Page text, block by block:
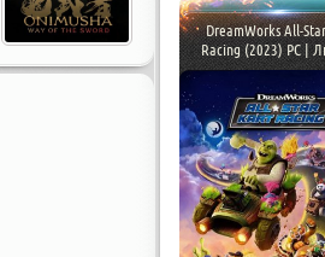
DreamWorks All-
Racing (2023) PC |